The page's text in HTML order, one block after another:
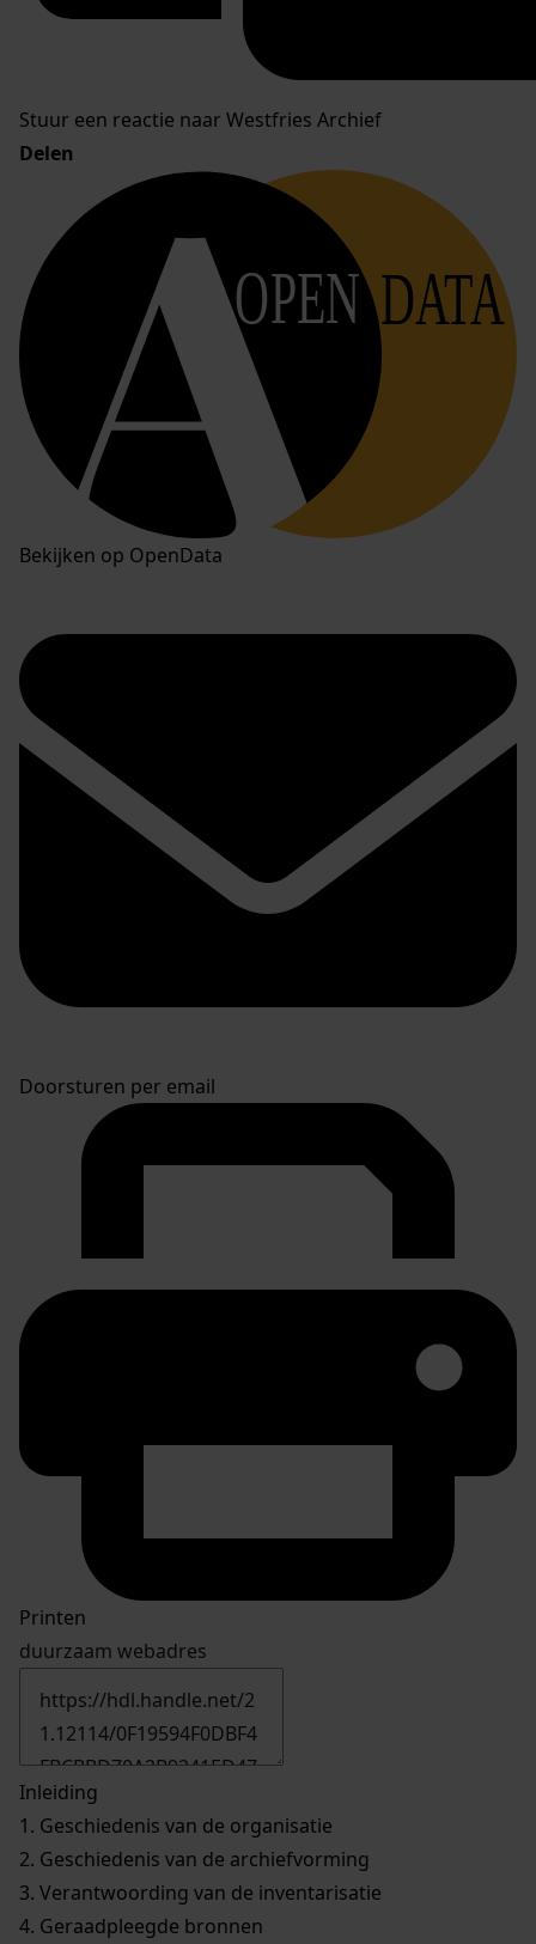
Stuur een reactie naar Westfries Archief
Delen
OPEN DATA
Bekijken op OpenData
Doorsturen per email
Printen
duurzaam webadres
Inleiding
1. Geschiedenis van de organisatie
2. Geschiedenis van de archiefvorming
3. Verantwoording van de inventarisatie
4. Geraadpleegde bronnen